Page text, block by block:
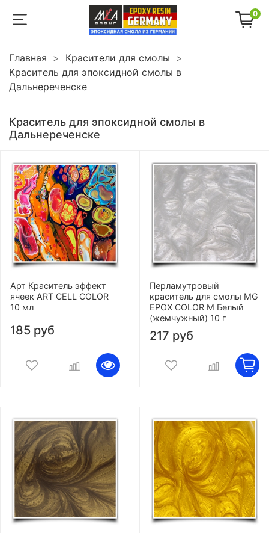
0
Главная
Красители для смолы
Краситель для эпоксидной смолы в
Дальнереченске
Краситель для эпоксидной смолы в
Дальнереченске
Арт Краситель эффект
ячеек ART CELL COLOR
10 мл
185 руб
Перламутровый
краситель для смолы MG
EPOX COLOR M Белый
(жемчужный) 10 г
217 руб